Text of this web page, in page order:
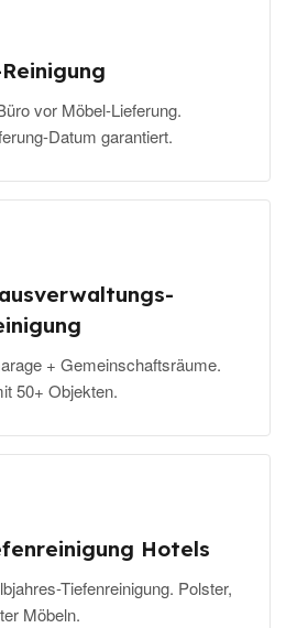
vor Möbel-Lieferung.
Datum garantiert.
+ Gemeinschaftsräume.
50+ Objekten.
Hotels
Tiefenreinigung. Polster,
Möbeln.